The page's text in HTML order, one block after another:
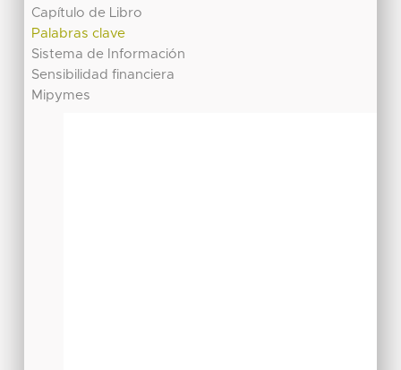
Capítulo de Libro
Palabras clave
Sistema de Información
Sensibilidad financiera
Mipymes